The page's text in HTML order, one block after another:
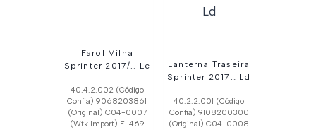
Farol Milha
Sprinter 2017/… Le
40.4.2.002 (Código
Confia) 9068203861
(Original) C04-0007
(Wtk Import) F-469
Lanterna Traseira
Sprinter 2017… Ld
40.2.2.001 (Código
Confia) 9108200300
(Original) C04-0008